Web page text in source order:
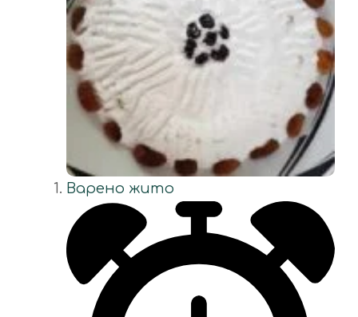
Варено жито